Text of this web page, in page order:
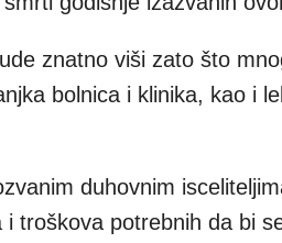
znatno viši zato što
bolnica i klinika, kao i
duhovnim
troškova potrebnih da bi